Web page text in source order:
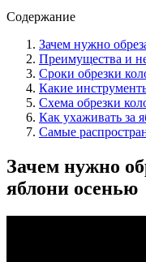
Содержание
Зачем нужно
Преимущества и
Сроки обрезки
Какие
Схема обрезки
Как ухаживать за
Самые
Зачем нужно
яблони осенью